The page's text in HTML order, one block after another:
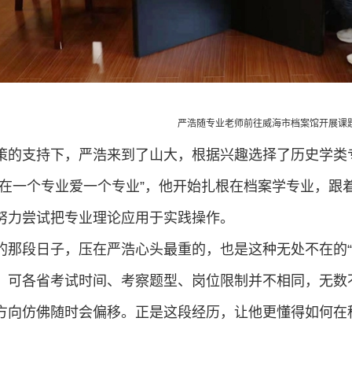
严浩随专业老师前往威海市档案馆开展课
的支持下，严浩来到了山大，根据兴趣选择了历史学
一个专业爱一个专业”，他开始扎根在档案学专业，
力尝试把专业理论应用于实践操作。
那段日子，压在严浩心头最重的，也是这种无处不在
可各省考试时间、考察题型、岗位限制并不相同，无
向仿佛随时会偏移。正是这段经历，让他更懂得如何